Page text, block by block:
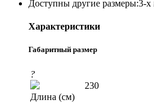
Доступны другие размеры:3-
Характеристики
Габаритный размер
?
Длина (см)
230